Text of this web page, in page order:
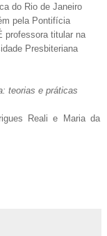
do Rio de Janeiro
pela Pontifícia
professora titular na
Presbiteriana
teorias e práticas
Reali e Maria da